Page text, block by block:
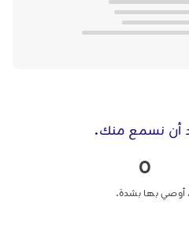
أن نسمع منك.
0
أوصي بها بشدة.